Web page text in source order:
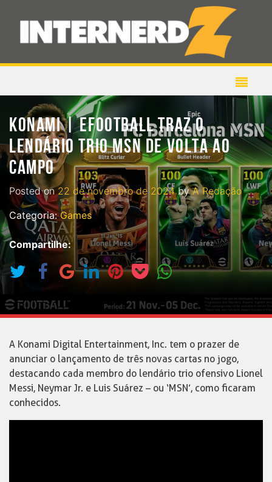
KONAMI | EFOOTBALL TRAZ O
LENDÁRIO TRIO MSN DE VOLTA AO
CAMPO
Posted on22 de novembro de 2024byA Redação
Categoria:Games
Compartilhe:
A Konami Digital Entertainment, Inc. tem o prazer de
anunciar o lançamento de três novas cartas no jogo,
destacando cada membro do lendário trio ofensivo Lionel
Messi, Neymar Jr. e Luis Suárez – ou ‘MSN’, como ficaram
conhecidos.